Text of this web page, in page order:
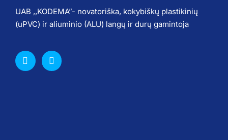
UAB ,,KODEMA”- novatoriška, kokybiškų plastikinių
(uPVC) ir aliuminio (ALU) langų ir durų gamintoja